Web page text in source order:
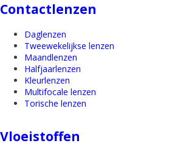
Contactlenzen
Daglenzen
Tweewekelijkse lenzen
Maandlenzen
Halfjaarlenzen
Kleurlenzen
Multifocale lenzen
Torische lenzen
Vloeistoffen